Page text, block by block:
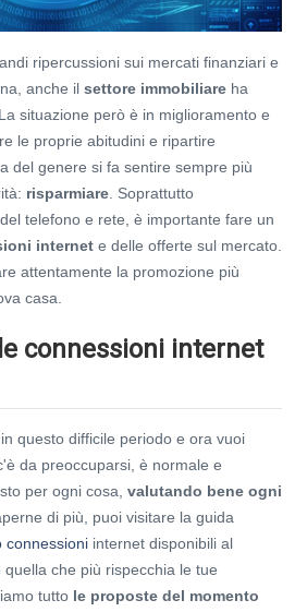
ripercussioni sui mercati finanziari e
anche il settore immobiliare ha
situazione però è in miglioramento e
le proprie abitudini e ripartire
del genere si fa sentire sempre più
risparmiare . Soprattutto
telefono e rete, è importante fare un
internet e delle offerte sul mercato.
attentamente la promozione più
casa.
connessioni internet
questo difficile periodo e ora vuoi
da preoccuparsi, è normale e
per ogni cosa, valutando bene ogni
di più, puoi visitare la guida
connessioni internet disponibili al
che più rispecchia le tue
tutto le proposte del momento